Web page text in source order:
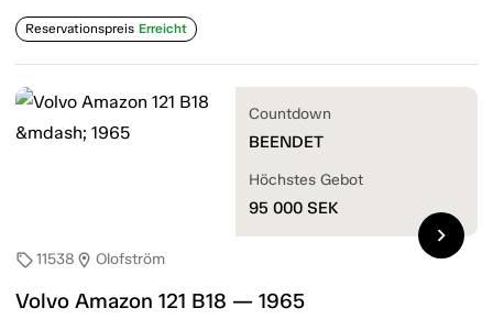
Reservationspreis Erreicht
sell11538 location_on Olofström
Volvo Amazon 121 B18 — 1965
Countdown
BEENDET
Höchstes Gebot
95 000 SEK
chevron_right